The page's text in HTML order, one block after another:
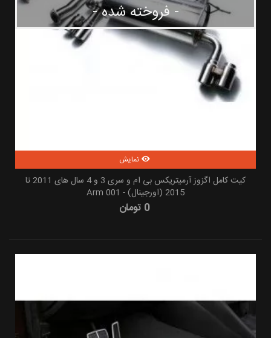
- فروخته شده -
نمایش
کیت کامل اگزوز آرمیتریکس بی ام و سری 3 و 4 سال های 2011 تا
2015 (اورجینال) - Arm 001
0 تومان